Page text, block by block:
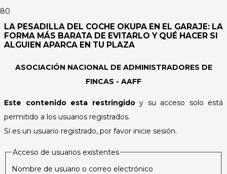
LA PESADILLA DEL COCHE OKUPA EN EL GARAJE: LA
FORMA MÁS BARATA DE EVITARLO Y QUÉ HACER SI
ALGUIEN APARCA EN TU PLAZA
ASOCIACIÓN NACIONAL DE ADMINISTRADORES DE
FINCAS - AAFF
Este contenido esta restringidoy su acceso solo está
permitido a los usuarios registrados.
Sí es un usuario registrado, por favor inicie sesión.
Acceso de usuarios existentes
Nombre de usuario o correo electrónico